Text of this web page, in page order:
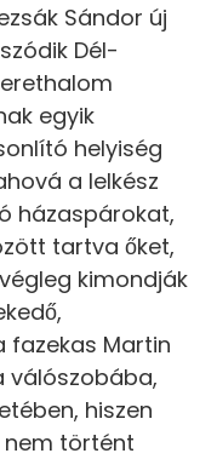
Sándor új
Dél-
egyik
helyiség
a lelkész
házaspárokat,
tartva őket,
kimondják
fazekas Martin
válószobába,
hiszen
nem történt